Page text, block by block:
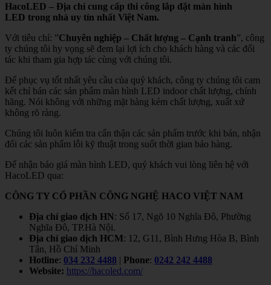
HacoLED – Địa chỉ cung cấp thi công lắp đặt màn hình
LED trong nhà uy tín nhất Việt Nam.
Với tiêu chí: ”Chuyên nghiệp – Chất lượng – Cạnh tranh”, công
ty chúng tôi hy vọng sẽ đem lại lợi ích cho khách hàng và các đối
tác khi tham gia hợp tác cùng với chúng tôi.
Để phục vụ tốt nhất yêu cầu của quý khách, công ty chúng tôi cam
kết chỉ bán các sản phẩm màn hình LED indoor chất lượng, chính
hãng. Nói không với những mặt hàng kém chất lượng, xuất xứ
không rõ ràng.
Chúng tôi luôn kiểm tra cẩn thận các sản phẩm trước khi bán, nhận
đổi các sản phẩm lỗi kỹ thuật trong suốt thời gian bảo hàng.
Để nhận báo giá màn hình LED, quý khách vui lòng liên hệ với
HacoLED qua:
CÔNG TY CỔ PHẦN CÔNG NGHỆ HACO VIỆT NAM
Địa chỉ giao dịch HN: Số 17, Ngõ 10 Nghĩa Đô, Phường
Nghĩa Đô, TP.Hà Nội.
Địa chỉ giao dịch HCM: 12, G11, Bình Hưng Hòa B, Bình
Tân, Hồ Chí Minh
Hotline: 034 232 4488 | Phone: 0242 242 4488
Website: https://hacoled.com/